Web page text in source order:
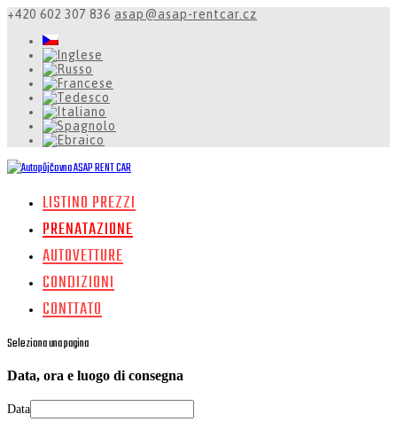
+420 602 307 836 asap@asap-rentcar.cz
LISTINO PREZZI
PRENATAZIONE
AUTOVETTURE
CONDIZIONI
CONTTATO
Seleziona una pagina
Data, ora e luogo di consegna
Data